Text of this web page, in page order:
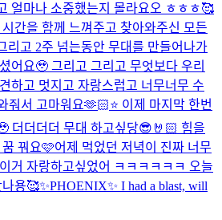
얼마나 소중했는지 몰라요오 ㅎㅎㅎ🥰
간을 함께 느껴주고 찾아와주신 모든
리고 2주 넘는동안 무대를 만들어나가
어요🥹 그리고 그리고 무엇보다 우리
하고 멋지고 자랑스럽고 너무너무 수
줘서 고마워요🫶🏻⭐️ 이제 마지막 한번
더더더더 무대 하고싶당😎🤘🏻 힘을
꿔요🩷어제 먹었던 저녁이 진짜 너무
거 자랑하고싶었어 ㅋㅋㅋㅋㅋㅋ 오늘
나용🥰✨PHOENIX✨ I had a blast, will